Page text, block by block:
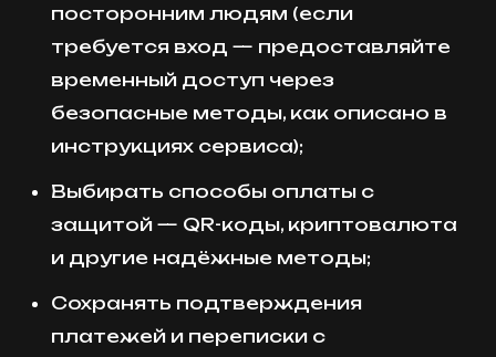
посторонним людям (если
требуется вход — предоставляйте
временный доступ через
безопасные методы, как описано в
инструкциях сервиса);
Выбирать способы оплаты с
защитой — QR-коды, криптовалюта
и другие надёжные методы;
Сохранять подтверждения
платежей и переписки с